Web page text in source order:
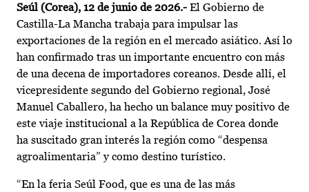
Seúl (Corea), 12 de junio de 2026.- El Gobierno de
Castilla-La Mancha trabaja para impulsar las
exportaciones de la región en el mercado asiático. Así lo
han confirmado tras un importante encuentro con más
de una decena de importadores coreanos. Desde allí, el
vicepresidente segundo del Gobierno regional, José
Manuel Caballero, ha hecho un balance muy positivo de
este viaje institucional a la República de Corea donde
ha suscitado gran interés la región como “despensa
agroalimentaria” y como destino turístico.
“En la feria Seúl Food, que es una de las más